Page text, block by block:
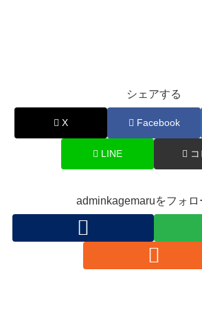
シェアする
X Facebook
LINE
adminkagemaruをフォロ